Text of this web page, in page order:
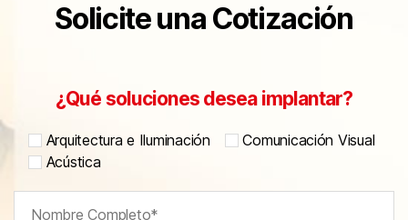
Solicite una Cotización
¿Qué soluciones desea implantar?
Arquitectura e Iluminación
Comunicación Visual
Acústica